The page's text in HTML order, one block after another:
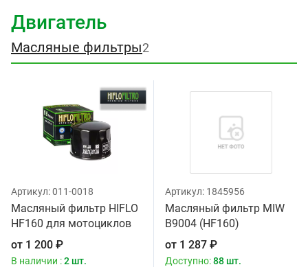
Двигатель
Масляные фильтры2
Артикул:011-0018
Масляный фильтр HIFLO
HF160 для мотоциклов
от 1 200 ₽
В наличии :2 шт.
Артикул: 1845956
Масляный фильтр MIW
B9004 (HF160)
от 1 287 ₽
Доступно:88 шт.